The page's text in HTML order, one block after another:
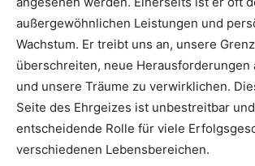
außergewöhnlichen Leistungen und
Wachstum. Er treibt uns an, unsere
überschreiten, neue Herausforderungen
und unsere Träume zu verwirklichen.
Seite des Ehrgeizes ist unbestreitbar
entscheidende Rolle für viele
verschiedenen Lebensbereichen.